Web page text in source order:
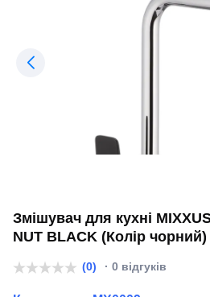
Змішувач для кухні
NUT BLACK (Колір чорний)
(0) · 0 відгуків